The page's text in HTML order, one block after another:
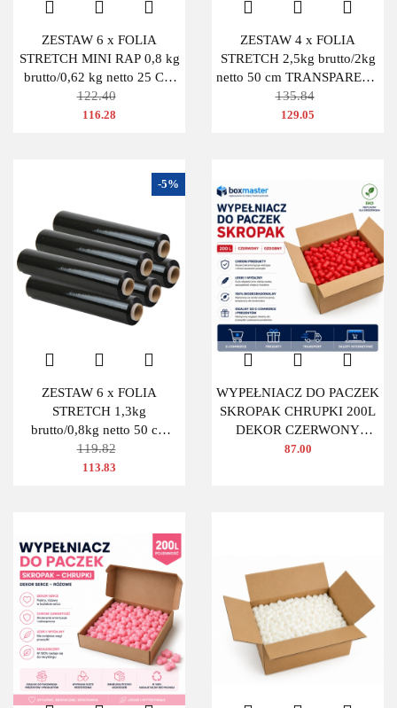
ZESTAW 6 x FOLIA
STRETCH MINI RAP 0,8 kg
brutto/0,62 kg netto 25 CM
CZARNA
122.40
116.28
ZESTAW 4 x FOLIA
STRETCH 2,5kg brutto/2kg
netto 50 cm TRANSPARENT
BEZBARWNA
135.84
129.05
ZESTAW 6 x FOLIA
STRETCH 1,3kg
brutto/0,8kg netto 50 cm
CZARNA
119.82
-5%
113.83
WYPEŁNIACZ DO PACZEK
SKROPAK CHRUPKI 200L
DEKOR CZERWONY
OWAL
87.00